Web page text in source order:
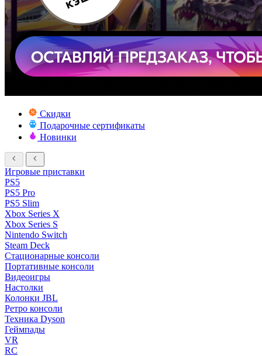
Скидки
Подарочные сертификаты
Новинки
Игровые приставки
PS5
PS5 Pro
PS5 Slim
Xbox Series X
Xbox Series S
Nintendo Switch
Steam Deck
Стационарные консоли
Портативные консоли
Видеоигры
Настолки
Колонки JBL
Ретро консоли
Техника Dyson
Геймпады
VR
RC